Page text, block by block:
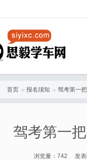
首页 报名须知 驾考第一
驾考第一
浏览量：742 发表